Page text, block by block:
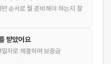
순서로 뭘 준비해야 하는지 잘
받았어요
자로 체결하며 보증금